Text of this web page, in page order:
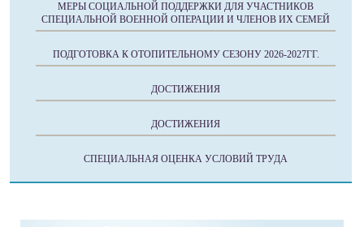
МЕРЫ СОЦИАЛЬНОЙ ПОДДЕРЖКИ ДЛЯ УЧАСТНИКОВ
СПЕЦИАЛЬНОЙ ВОЕННОЙ ОПЕРАЦИИ И ЧЛЕНОВ ИХ СЕМЕЙ
ПОДГОТОВКА К ОТОПИТЕЛЬНОМУ СЕЗОНУ 2026-2027ГГ.
ДОСТИЖЕНИЯ
ДОСТИЖЕНИЯ
СПЕЦИАЛЬНАЯ ОЦЕНКА УСЛОВИЙ ТРУДА